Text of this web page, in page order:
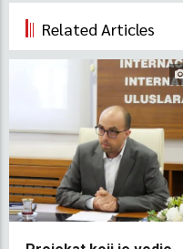
Related Articles